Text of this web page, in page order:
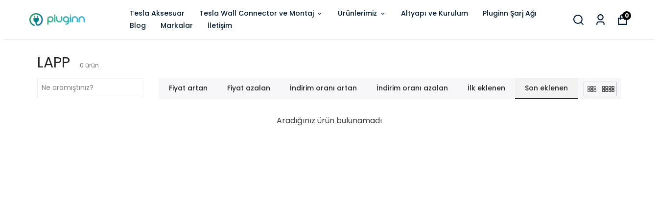
Tesla Aksesuar Tesla Wall Connector ve Montaj Ürünlerimiz Altyapı ve Kurulum
Pluginn Şarj Ağı
Blog
Markalar İletişim
0
LAPP 0 ürün
Fiyat artan Fiyat azalan İndirim oranı artan İndirim oranı azalan İlk eklenen Son eklenen
Aradığınız ürün bulunamadı